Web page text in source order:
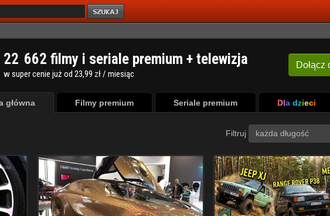
Dołącz
22 662 filmy i seriale premium + telewizja
w super cenie już od 23,99 zł / miesiąc
główna Filmy premium Seriale premium Dla dzieci
Filtruj każda długość